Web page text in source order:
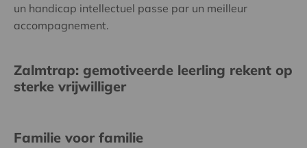
un handicap intellectuel passe par un meilleur
accompagnement.
Zalmtrap: gemotiveerde leerling rekent op
sterke vrijwilliger
Familie voor familie